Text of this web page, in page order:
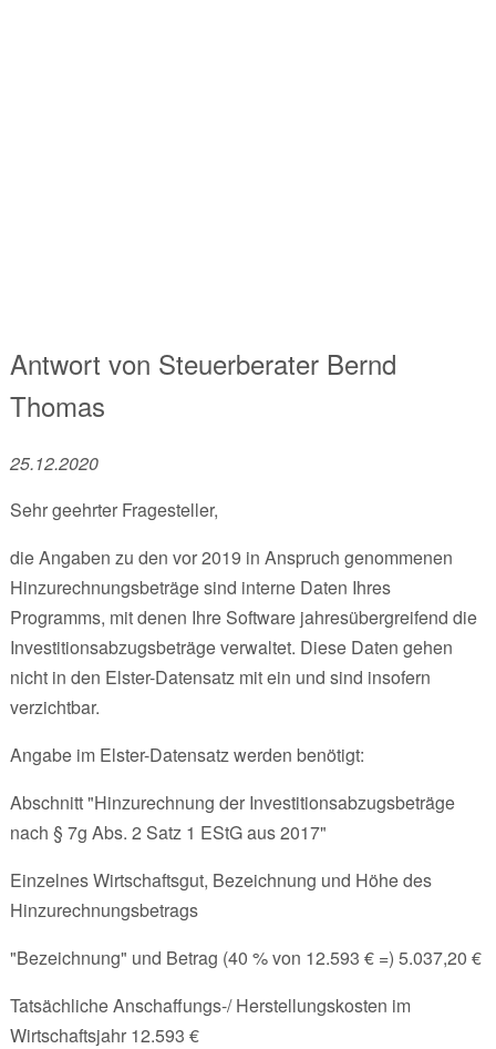
Antwort von Steuerberater Bernd
Thomas
25.12.2020
Sehr geehrter Fragesteller,
die Angaben zu den vor 2019 in Anspruch genommenen
Hinzurechnungsbeträge sind interne Daten Ihres
Programms, mit denen Ihre Software jahresübergreifend die
Investitionsabzugsbeträge verwaltet. Diese Daten gehen
nicht in den Elster-Datensatz mit ein und sind insofern
verzichtbar.
Angabe im Elster-Datensatz werden benötigt:
Abschnitt "Hinzurechnung der Investitionsabzugsbeträge
nach § 7g Abs. 2 Satz 1 EStG aus 2017"
Einzelnes Wirtschaftsgut, Bezeichnung und Höhe des
Hinzurechnungsbetrags
"Bezeichnung" und Betrag (40 % von 12.593 € =) 5.037,20 €
Tatsächliche Anschaffungs-/ Herstellungskosten im
Wirtschaftsjahr 12.593 €